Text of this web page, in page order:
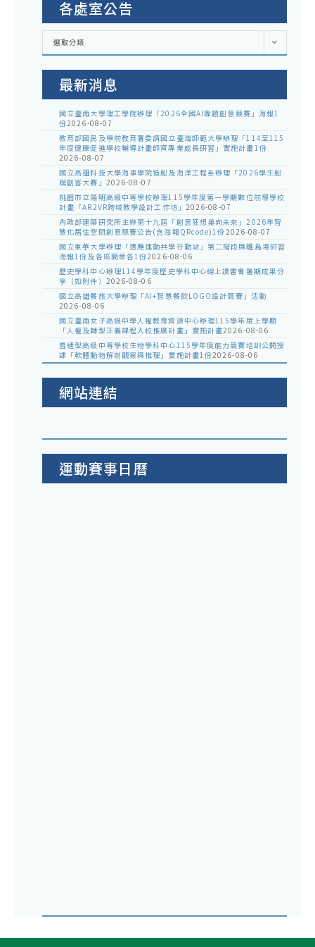
各處室公告
各
室
告
選取分類
最新消息
國立臺南大學理工學院辦理「2026全國AI專題創意競賽」海報1
份2026-08-07
教育部國民及學前教育署委請國立臺灣師範大學辦理「114至115
年度健康促進學校輔導計畫師資專業成長研習」實施計畫1份
2026-08-07
國立高雄科技大學海事學院造船及海洋工程系辦理「2026學生船
模創客大賽」 2026-08-07
桃園市立陽明高級中等學校辦理115學年度第一學期數位前導學校
計畫「AR2VR跨域教學設計工作坊」 2026-08-07
內政部建築研究所主辦第十九屆「創意狂想巢向未來」2026年智
慧化居住空間創意競賽公告(含海報QRcode)1份2026-08-07
國立東華大學辦理「適應運動共學行動站」第二階段與離島場研習
海報1份及各區簡章各1份2026-08-06
歷史學科中心辦理114學年度歷史學科中心線上讀書會暑期成果分
享（如附件） 2026-08-06
國立高雄餐旅大學辦理「AI+智慧餐飲LOGO設計競賽」活動
2026-08-06
國立臺南女子高級中學人權教育資源中心辦理115學年度上學期
「人權及轉型正義課程入校推廣計畫」實施計畫2026-08-06
普通型高級中等學校生物學科中心115學年度能力競賽培訓公開授
課「軟體動物解剖觀察與推理」實施計畫1份2026-08-06
網站連結
運動賽事日曆